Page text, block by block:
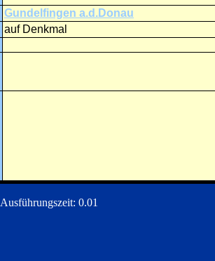
Gundelfingen a.d.Donau
auf Denkmal
Ausführungszeit: 0.01